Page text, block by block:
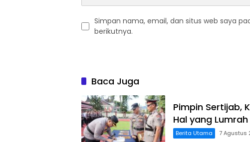
Simpan nama, email, dan situs web saya
berikutnya.
Baca Juga
Pimpin Sertijab,
Hal yang Lumrah
Berita Utama 7 Agustus